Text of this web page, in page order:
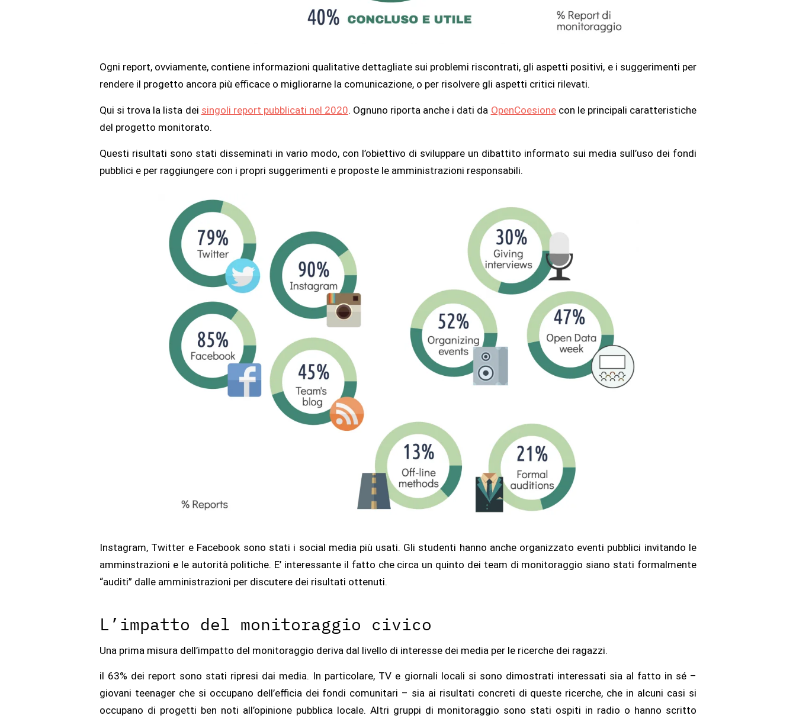
Ogni report, ovviamente, contiene informazioni qualitative dettagliate sui problemi riscontrati, gli aspetti positivi, e i suggerimenti per
rendere il progetto ancora più efficace o migliorarne la comunicazione, o per risolvere gli aspetti critici rilevati.
Qui si trova la lista dei singoli report pubblicati nel 2020. Ognuno riporta anche i dati da OpenCoesionecon le principali caratteristiche
del progetto monitorato.
Questi risultati sono stati disseminati in vario modo, con l’obiettivo di sviluppare un dibattito informato sui media sull’uso dei fondi
pubblici e per raggiungere con i propri suggerimenti e proposte le amministrazioni responsabili.
Instagram, Twitter e Facebook sono stati i social media più usati. Gli studenti hanno anche organizzato eventi pubblici invitando le
amminstrazioni e le autorità politiche. E’ interessante il fatto che circa un quinto dei team di monitoraggio siano stati formalmente
“auditi” dalle amministrazioni per discutere dei risultati ottenuti.
L’impatto del monitoraggio civico
Una prima misura dell’impatto del monitoraggio deriva dal livello di interesse dei media per le ricerche dei ragazzi.
il 63% dei report sono stati ripresi dai media. In particolare, TV e giornali locali si sono dimostrati interessati sia al fatto in sé –
giovani teenager che si occupano dell’efficia dei fondi comunitari – sia ai risultati concreti di queste ricerche, che in alcuni casi si
occupano di progetti ben noti all’opinione pubblica locale. Altri gruppi di monitoraggio sono stati ospiti in radio o hanno scritto